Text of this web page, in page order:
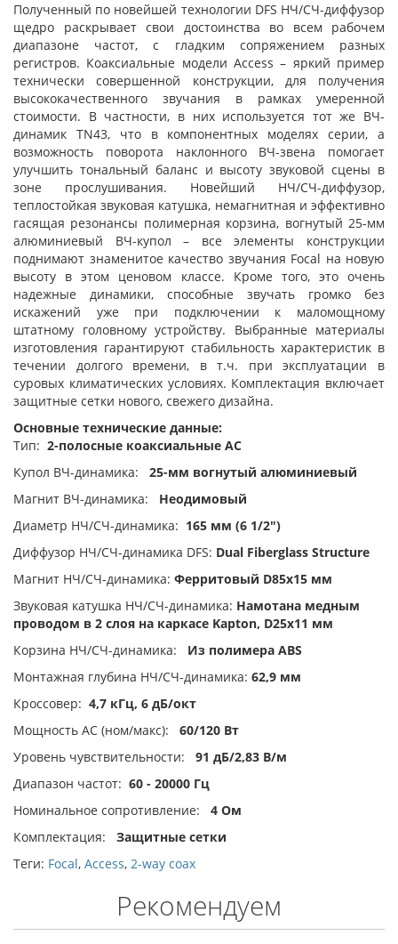
Полученный по новейшей технологии DFS НЧ/СЧ-диффузор
щедро раскрывает свои достоинства во всем рабочем
диапазоне частот, с гладким сопряжением разных
регистров. Коаксиальные модели Access – яркий пример
технически совершенной конструкции, для получения
высококачественного звучания в рамках умеренной
стоимости. В частности, в них используется тот же ВЧ-
динамик TN43, что в компонентных моделях серии, а
возможность поворота наклонного ВЧ-звена помогает
улучшить тональный баланс и высоту звуковой сцены в
зоне прослушивания. Новейший НЧ/СЧ-диффузор,
теплостойкая звуковая катушка, немагнитная и эффективно
гасящая резонансы полимерная корзина, вогнутый 25-мм
алюминиевый ВЧ-купол – все элементы конструкции
поднимают знаменитое качество звучания Focal на новую
высоту в этом ценовом классе. Кроме того, это очень
надежные динамики, способные звучать громко без
искажений уже при подключении к маломощному
штатному головному устройству. Выбранные материалы
изготовления гарантируют стабильность характеристик в
течении долгого времени, в т.ч. при эксплуатации в
суровых климатических условиях. Комплектация включает
защитные сетки нового, свежего дизайна.
Основные технические данные:
Тип: 2-полосные коаксиальные АС
Купол ВЧ-динамика: 25-мм вогнутый алюминиевый
Магнит ВЧ-динамика: Неодимовый
Диаметр НЧ/СЧ-динамика: 165 мм (6 1/2")
Диффузор НЧ/СЧ-динамика DFS: Dual Fiberglass Structure
Магнит НЧ/СЧ-динамика: Ферритовый D85х15 мм
Звуковая катушка НЧ/СЧ-динамика: Намотана медным
проводом в 2 слоя на каркасе Kapton, D25х11 мм
Корзина НЧ/СЧ-динамика: Из полимера ABS
Монтажная глубина НЧ/СЧ-динамика: 62,9 мм
Кроссовер: 4,7 кГц, 6 дБ/окт
Мощность АС (ном/макс): 60/120 Вт
Уровень чувствительности: 91 дБ/2,83 В/м
Диапазон частот: 60 - 20000 Гц
Номинальное сопротивление: 4 Ом
Комплектация: Защитные сетки
Теги: Focal, Access, 2-way coax
Рекомендуем